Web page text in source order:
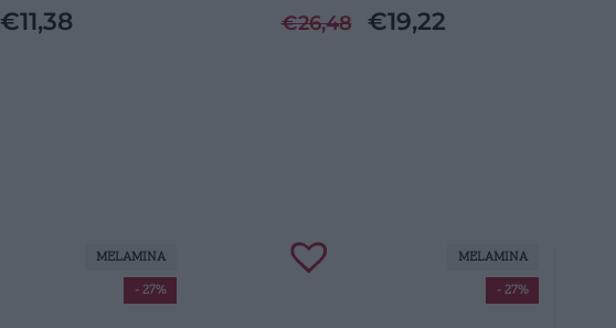
€11,38
€26,48 €19,22
- 27%
MELAMINA
- 27%
MELAMINA